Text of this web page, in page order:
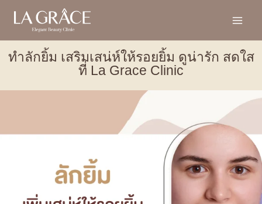
ทำลักยิ้ม เสริมเสน่ห์ให้รอยยิ้ม ดูน่ารัก สดใส
ที่ La Grace Clinic